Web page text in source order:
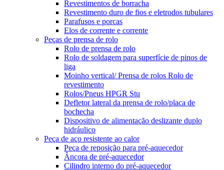
Revestimentos de borracha
Revestimento duro de fios e eletrodos tubulares
Parafusos e porcas
Elos de corrente e corrente
Peças de prensa de rolo
Rolo de prensa de rolo
Rolo de soldagem para superfície de pinos de
liga
Moinho vertical/ Prensa de rolos Rolo de
revestimento
Rolos/Pneus HPGR Stu
Defletor lateral da prensa de rolo/placa de
bochecha
Dispositivo de alimentação deslizante duplo
hidráulico
Peça de aço resistente ao calor
Peça de reposição para pré-aquecedor
Âncora de pré-aquecedor
Cilindro interno do pré-aquecedor